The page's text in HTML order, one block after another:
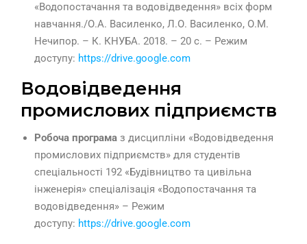
«Водопостачання та водовідведення» всіх форм
навчання./О.А. Василенко, Л.О. Василенко, О.М.
Нечипор. – К. КНУБА. 2018. – 20 с. – Режим
доступу: https://drive.google.com
Водовідведення
промислових підприємств
Робоча програма з дисципліни «Водовідведення
промислових підприємств» для студентів
спеціальності 192 «Будівництво та цивільна
інженерія» спеціалізація «Водопостачання та
водовідведення» – Режим
доступу: https://drive.google.com